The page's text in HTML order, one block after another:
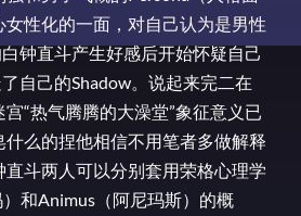
性化的一面，对自己认为是男性
钟直斗产生好感后开始怀疑自己
自己的Shadow。说起来完二在
“热气腾腾的大澡堂”象征意义已
么的捏他相信不用笔者多做解释
斗两人可以分别套用荣格心理学
和Animus（阿尼玛斯）的概